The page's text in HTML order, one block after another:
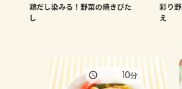
鶏だし染みる！野菜の焼きびた
し
彩り
え
10分